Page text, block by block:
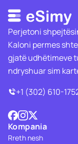
Perjetoni
Kaloni permes
gjatë udhëtimeve
ndryshuar sim
+1 (302) 610-
Kompania
Rreth nesh